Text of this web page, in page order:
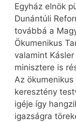
Egyház elnök
Dunántúli
továbbá a
Ökumenikus
valamint
minisztere is
Az
keresztény
igéje így
igazságra